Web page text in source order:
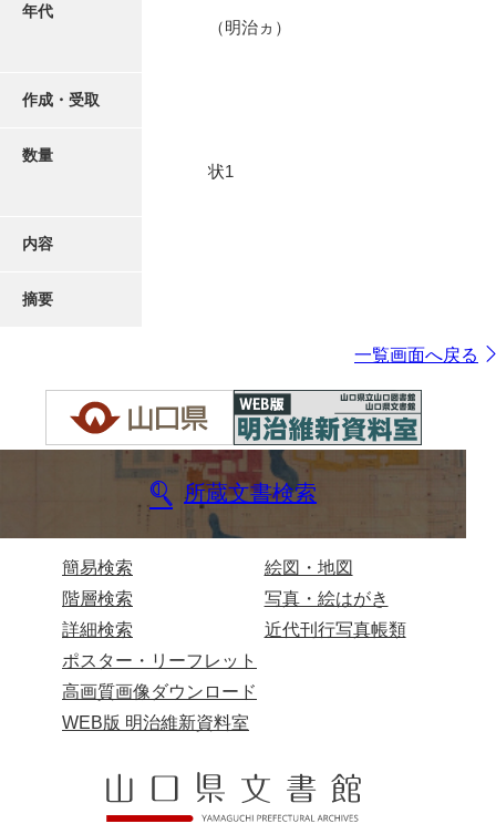
年代
（明治ヵ）
作成・受取
数量
状1
内容
摘要
一覧画面へ戻る
所蔵文書検索
簡易検索
階層検索
詳細検索
絵図・地図
写真・絵はがき
近代刊行写真帳類
ポスター・リーフレット
高画質画像ダウンロード
WEB版 明治維新資料室